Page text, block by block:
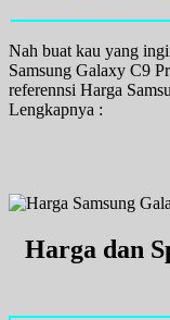
Nah buat kau yang
Samsung Galaxy C9
referennsi Harga
Lengkapnya :
Harga dan